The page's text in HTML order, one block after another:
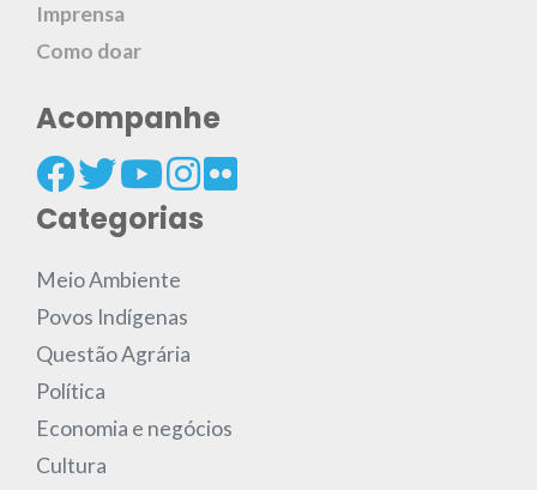
Imprensa
Como doar
Acompanhe
Categorias
Meio Ambiente
Povos Indígenas
Questão Agrária
Política
Economia e negócios
Cultura